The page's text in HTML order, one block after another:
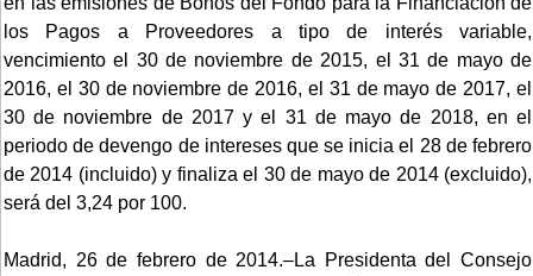
los Pagos a Proveedores a tipo de interés variable,
vencimiento el 30 de noviembre de 2015, el 31 de mayo de
2016, el 30 de noviembre de 2016, el 31 de mayo de 2017, el
30 de noviembre de 2017 y el 31 de mayo de 2018, en el
periodo de devengo de intereses que se inicia el 28 de febrero
de 2014 (incluido) y finaliza el 30 de mayo de 2014 (excluido),
será del 3,24 por 100.
Madrid, 26 de febrero de 2014.–La Presidenta del Consejo